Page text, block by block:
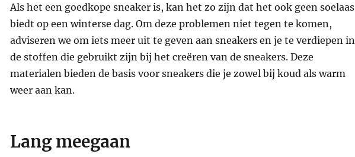
Als het een goedkope sneaker is, kan het zo zijn dat het ook geen soelaas
biedt op een winterse dag. Om deze problemen niet tegen te komen,
adviseren we om iets meer uit te geven aan sneakers en je te verdiepen in
de stoffen die gebruikt zijn bij het creëren van de sneakers. Deze
materialen bieden de basis voor sneakers die je zowel bij koud als warm
weer aan kan.
Lang meegaan